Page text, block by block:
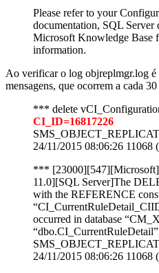
Please refer to your
documentation, SQL Server
Microsoft Knowledge Base
information.
Ao verificar o log objreplmgr.log é
mensagens, que ocorrem a cada
*** delete
CI_ID=16817226
24/11/2015 08:06:26 11068
***
11.0][SQL Server]The
with the REFERENCE
occurred in database
24/11/2015 08:06:26 11068